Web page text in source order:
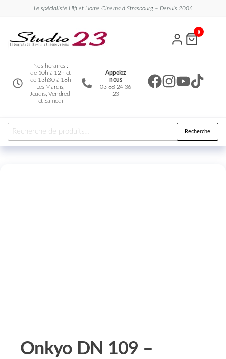
Le spécialiste Hifi et Home Cinema à Strasbourg – Depuis 2006
Nos horaires :
de 10h à 12h et
de 13h30 à 18h
Les Mardis,
Jeudis, Vendredi
et Samedi
Appelez
nous
03 88 24 36
23
0
Recherche
Onkyo DN 109 –